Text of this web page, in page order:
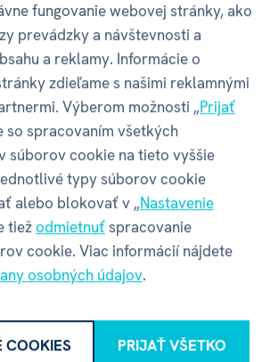
www.albi.sk
Recenzia
s týmto tovarom?
a pomôžte ostatným s výberom.
Pravidlá recenzií
fungovanie webovej stránky, ako
prevádzky a návštevnosti a
a reklamy. Informácie o
zdieľame s našimi reklamnými
Výberom možnosti „Prijať
so spracovaním všetkých
súborov cookie na tieto vyššie
typy súborov cookie
alebo blokovať v „Nastavenie
tiežodmietnuťspracovanie
cookie. Viac informácií nájdete
osobných údajov.
COOKIES PRIJAŤ VŠETKO